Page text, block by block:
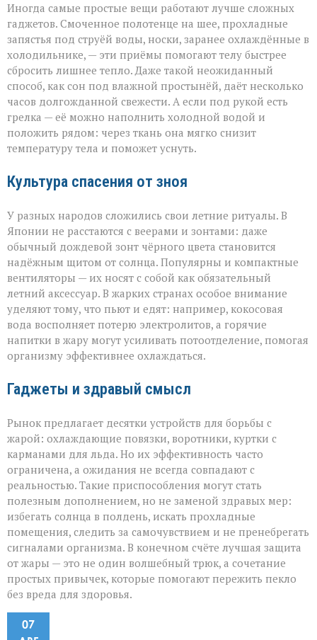
Иногда самые простые вещи работают лучше сложных
гаджетов. Смоченное полотенце на шее, прохладные
запястья под струёй воды, носки, заранее охлаждённые в
холодильнике, — эти приёмы помогают телу быстрее
сбросить лишнее тепло. Даже такой неожиданный
способ, как сон под влажной простынёй, даёт несколько
часов долгожданной свежести. А если под рукой есть
грелка — её можно наполнить холодной водой и
положить рядом: через ткань она мягко снизит
температуру тела и поможет уснуть.
Культура спасения от зноя
У разных народов сложились свои летние ритуалы. В
Японии не расстаются с веерами и зонтами: даже
обычный дождевой зонт чёрного цвета становится
надёжным щитом от солнца. Популярны и компактные
вентиляторы — их носят с собой как обязательный
летний аксессуар. В жарких странах особое внимание
уделяют тому, что пьют и едят: например, кокосовая
вода восполняет потерю электролитов, а горячие
напитки в жару могут усиливать потоотделение, помогая
организму эффективнее охлаждаться.
Гаджеты и здравый смысл
Рынок предлагает десятки устройств для борьбы с
жарой: охлаждающие повязки, воротники, куртки с
карманами для льда. Но их эффективность часто
ограничена, а ожидания не всегда совпадают с
реальностью. Такие приспособления могут стать
полезным дополнением, но не заменой здравых мер:
избегать солнца в полдень, искать прохладные
помещения, следить за самочувствием и не пренебрегать
сигналами организма. В конечном счёте лучшая защита
от жары — это не один волшебный трюк, а сочетание
простых привычек, которые помогают пережить пекло
без вреда для здоровья.
07